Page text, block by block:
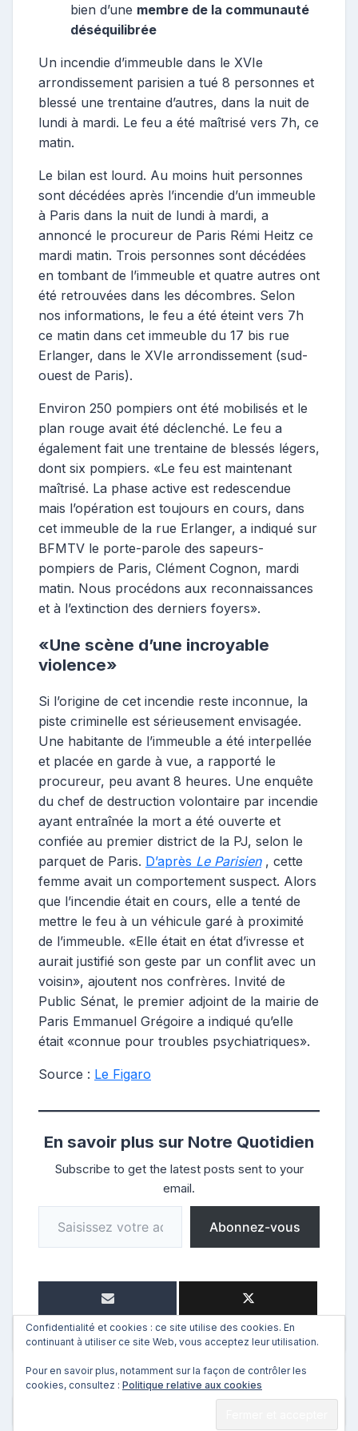
bien d’une membre de la communauté
déséquilibrée
Un incendie d’immeuble dans le XVIe
arrondissement parisien a tué 8 personnes et
blessé une trentaine d’autres, dans la nuit de
lundi à mardi. Le feu a été maîtrisé vers 7h, ce
matin.
Le bilan est lourd. Au moins huit personnes
sont décédées après l’incendie d’un immeuble
à Paris dans la nuit de lundi à mardi, a
annoncé le procureur de Paris Rémi Heitz ce
mardi matin. Trois personnes sont décédées
en tombant de l’immeuble et quatre autres ont
été retrouvées dans les décombres. Selon
nos informations, le feu a été éteint vers 7h
ce matin dans cet immeuble du 17 bis rue
Erlanger, dans le XVIe arrondissement (sud-
ouest de Paris).
Environ 250 pompiers ont été mobilisés et le
plan rouge avait été déclenché. Le feu a
également fait une trentaine de blessés légers,
dont six pompiers. «Le feu est maintenant
maîtrisé. La phase active est redescendue
mais l’opération est toujours en cours, dans
cet immeuble de la rue Erlanger, a indiqué sur
BFMTV le porte-parole des sapeurs-
pompiers de Paris, Clément Cognon, mardi
matin. Nous procédons aux reconnaissances
et à l’extinction des derniers foyers».
«Une scène d’une incroyable
violence»
Si l’origine de cet incendie reste inconnue, la
piste criminelle est sérieusement envisagée.
Une habitante de l’immeuble a été interpellée
et placée en garde à vue, a rapporté le
procureur, peu avant 8 heures. Une enquête
du chef de destruction volontaire par incendie
ayant entraînée la mort a été ouverte et
confiée au premier district de la PJ, selon le
parquet de Paris. D’après Le Parisien , cette
femme avait un comportement suspect. Alors
que l’incendie était en cours, elle a tenté de
mettre le feu à un véhicule garé à proximité
de l’immeuble. «Elle était en état d’ivresse et
aurait justifié son geste par un conflit avec un
voisin», ajoutent nos confrères. Invité de
Public Sénat, le premier adjoint de la mairie de
Paris Emmanuel Grégoire a indiqué qu’elle
était «connue pour troubles psychiatriques».
Source : Le Figaro
En savoir plus sur Notre Quotidien
Subscribe to get the latest posts sent to your
email.
Saisissez votre adresse e-mail…
Abonnez-vous
Confidentialité et cookies : ce site utilise des cookies. En
continuant à utiliser ce site Web, vous acceptez leur utilisation.
Pour en savoir plus, notamment sur la façon de contrôler les
cookies, consultez : Politique relative aux cookies